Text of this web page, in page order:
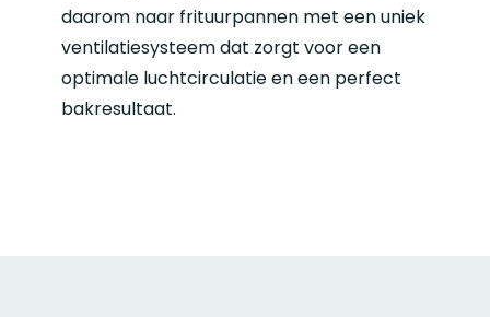
daarom naar frituurpannen met een uniek
ventilatiesysteem dat zorgt voor een
optimale luchtcirculatie en een perfect
bakresultaat.